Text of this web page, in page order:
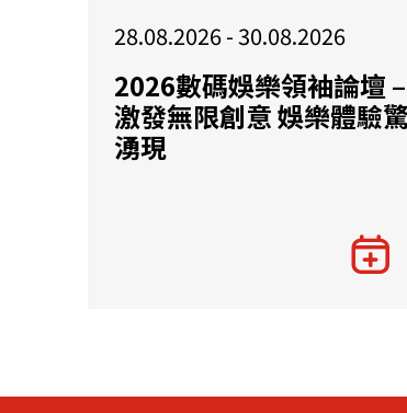
28.08.2026 - 30.08.2026
2026數碼娛樂領袖論壇
激發無限創意 娛樂體驗
湧現